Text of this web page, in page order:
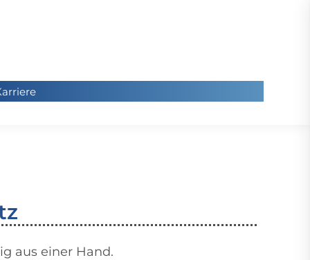
aus einer Hand.